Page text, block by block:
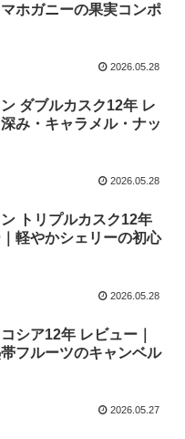
ホガニーの果実コンポ
2026.05.28
ダブルカスク12年 レ
み・キャラメル・ナッ
2026.05.28
トリプルカスク12年
軽やかシェリーの初心
2026.05.28
シア12年 レビュー｜
フルーツのキャンベル
2026.05.27